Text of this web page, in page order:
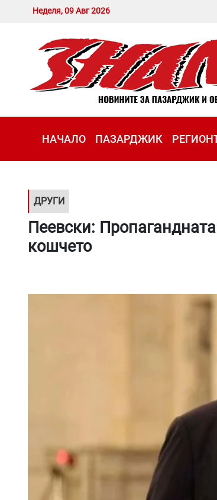
Неделя, 09 Авг 2026
НАЧАЛО ПАЗАРДЖИК
ДРУГИ
Пеевски:
кошчето